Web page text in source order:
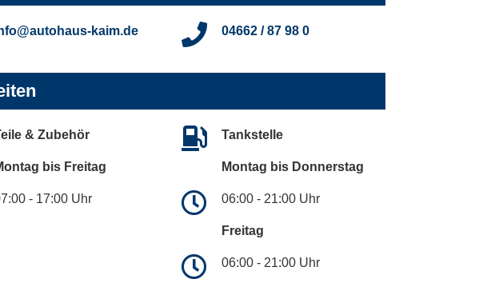
kaim.de 04662 / 87 98 0
& Zubehör
bis Freitag
- 17:00 Uhr
Tankstelle
Montag bis Donnerstag
06:00 - 21:00 Uhr
Freitag
06:00 - 21:00 Uhr